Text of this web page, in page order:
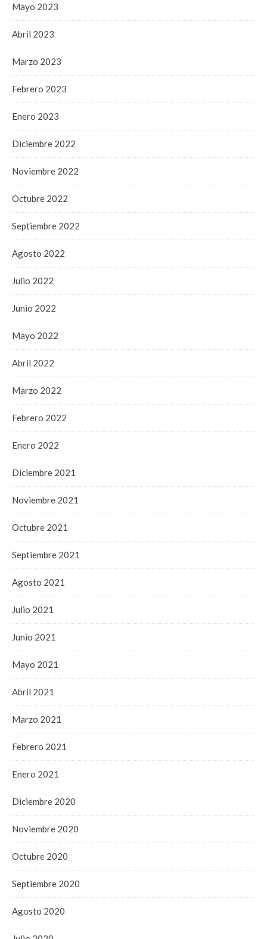
Mayo 2023
Abril 2023
Marzo 2023
Febrero 2023
Enero 2023
Diciembre 2022
Noviembre 2022
Octubre 2022
Septiembre 2022
Agosto 2022
Julio 2022
Junio 2022
Mayo 2022
Abril 2022
Marzo 2022
Febrero 2022
Enero 2022
Diciembre 2021
Noviembre 2021
Octubre 2021
Septiembre 2021
Agosto 2021
Julio 2021
Junio 2021
Mayo 2021
Abril 2021
Marzo 2021
Febrero 2021
Enero 2021
Diciembre 2020
Noviembre 2020
Octubre 2020
Septiembre 2020
Agosto 2020